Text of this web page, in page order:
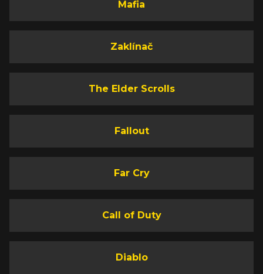
Mafia
Zaklínač
The Elder Scrolls
Fallout
Far Cry
Call of Duty
Diablo